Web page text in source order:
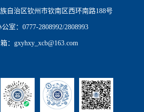
自治区钦州市钦南区西环南路188号
室：0777-2808992/2808993
：gxyhxy_xcb@163.com